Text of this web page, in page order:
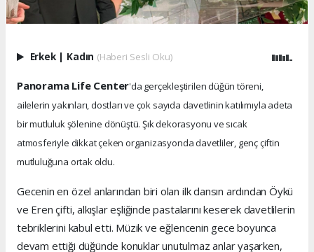
Erkek | Kadın (Haberi Sesli Oku)
Panorama Life Center'da gerçekleştirilen düğün töreni,
ailelerin yakınları, dostları ve çok sayıda davetlinin katılımıyla adeta
bir mutluluk şölenine dönüştü. Şık dekorasyonu ve sıcak
atmosferiyle dikkat çeken organizasyonda davetliler, genç çiftin
mutluluğuna ortak oldu.
Gecenin en özel anlarından biri olan ilk dansın ardından Öykü
ve Eren çifti, alkışlar eşliğinde pastalarını keserek davetlilerin
tebriklerini kabul etti. Müzik ve eğlencenin gece boyunca
devam ettiği düğünde konuklar unutulmaz anlar yaşarken,